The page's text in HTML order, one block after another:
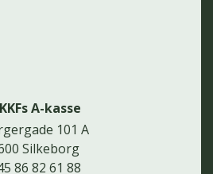
A-kasse
101 A
Silkeborg
86 82 61 88